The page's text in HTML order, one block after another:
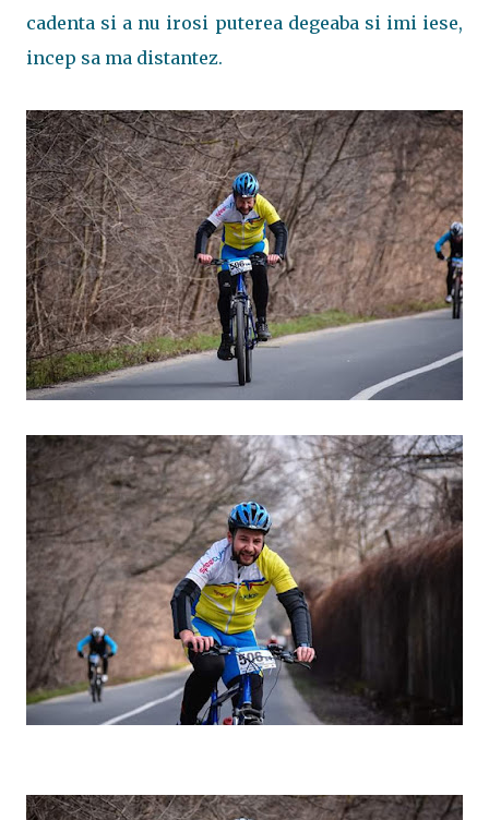
cadenta si a nu irosi puterea degeaba si imi iese,
incep sa ma distantez.